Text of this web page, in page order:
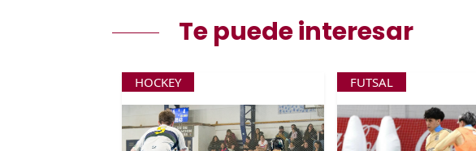
Te puede interesar
HOCKEY FUTSAL